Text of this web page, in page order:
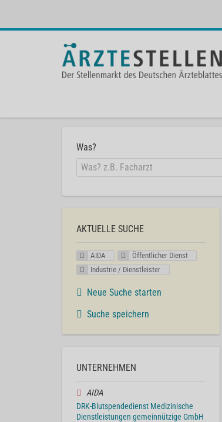
Was?
AKTUELLE SUCHE
AIDA
Öffentlicher Dienst
Industrie / Dienstleister
Neue Suche starten
Suche speichern
UNTERNEHMEN
AIDA
DRK-Blutspendedienst Medizinische
Dienstleistungen gemeinnützige GmbH